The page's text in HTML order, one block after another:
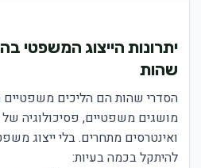
יתרונות הייצוג המשפטי
שהות
הסדרי שהות הם הליכים
מושגים משפטיים, פסיכולוגיה
ואינטרסים מתחרים. בלי ייצוג
להיתקל בכמה בעיות: